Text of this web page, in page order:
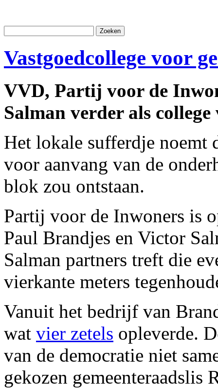
Vastgoedcollege voor
VVD, Partij voor de
Salman verder als
Het lokale sufferdje noemt
voor aanvang van de
blok zou ontstaan.
Partij voor de Inwoners is
Paul Brandjes en Victor
Salman partners treft die
vierkante meters
Vanuit het bedrijf van
wat vier zetels opleverde.
van de democratie niet
gekozen gemeenteraadslis